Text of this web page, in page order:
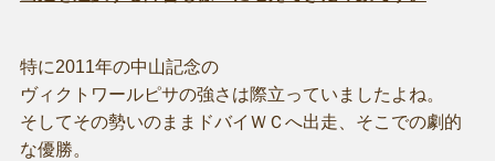
特に2011年の中山記念の
ヴィクトワールピサの強さは際立っていましたよね。
そしてその勢いのままドバイＷＣへ出走、そこでの劇的
な優勝。